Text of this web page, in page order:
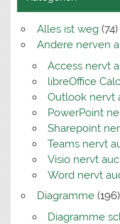
Alles ist weg(74)
Andere nerven
Access nervt
libreOffice
Outlook nervt
PowerPoint
Sharepoint
Teams nervt
Visio nervt
Word nervt
Diagramme(196)
Diagramme